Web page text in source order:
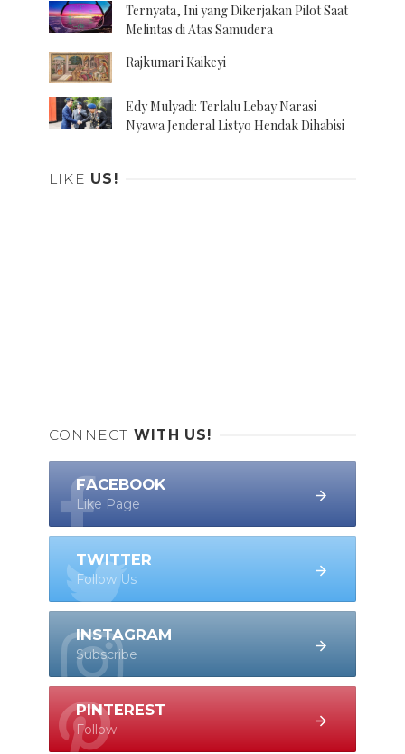
Ternyata, Ini yang Dikerjakan Pilot Saat
Melintas di Atas Samudera
Rajkumari Kaikeyi
Edy Mulyadi: Terlalu Lebay Narasi
Nyawa Jenderal Listyo Hendak Dihabisi
LIKE US!
CONNECT WITH US!
FACEBOOK
Like Page
TWITTER
Follow Us
INSTAGRAM
Subscribe
PINTEREST
Follow